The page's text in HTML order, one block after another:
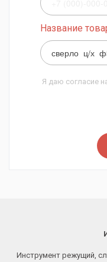
Название
Я даю согласие
Инструмент режущий,